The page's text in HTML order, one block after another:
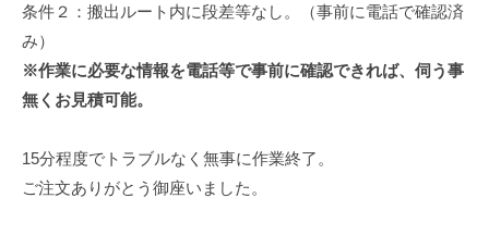
条件２：搬出ルート内に段差等なし。（事前に電話で確認済
み）
※作業に必要な情報を電話等で事前に確認できれば、伺う事
無くお見積可能。
15分程度でトラブルなく無事に作業終了。
ご注文ありがとう御座いました。